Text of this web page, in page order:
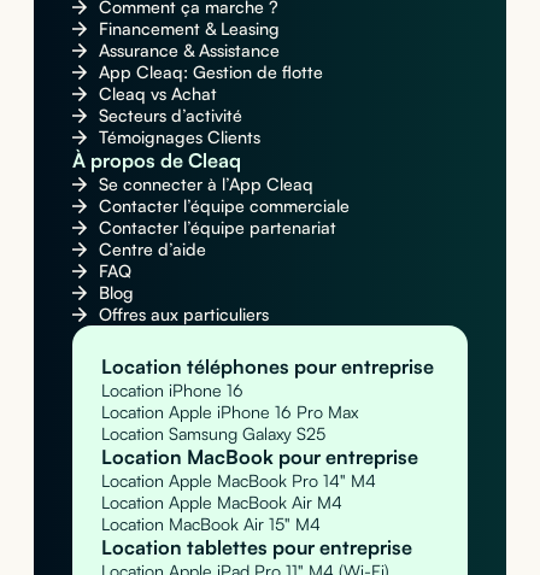
Comment ça marche ?
Financement & Leasing
Assurance & Assistance
App Cleaq: Gestion de flotte
Cleaq vs Achat
Secteurs d’activité
Témoignages Clients
À propos de Cleaq
Se connecter à l’App Cleaq
Contacter l’équipe commerciale
Contacter l’équipe partenariat
Centre d’aide
FAQ
Blog
Offres aux particuliers
Location téléphones pour entreprise
Location iPhone 16
Location Apple iPhone 16 Pro Max
Location Samsung Galaxy S25
Location MacBook pour entreprise
Location Apple MacBook Pro 14" M4
Location Apple MacBook Air M4
Location MacBook Air 15" M4
Location tablettes pour entreprise
Location Apple iPad Pro 11" M4 (Wi-Fi)